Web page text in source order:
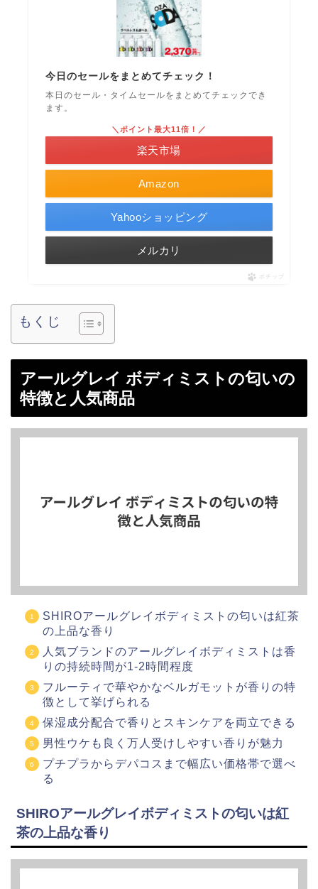
今日のセールをまとめてチェック！
本日のセール・タイムセールをまとめてチェックでき
ます。
Amazon
＼ポイント最大11倍！／
楽天市場
Yahooショッピング
メルカリ
ポチップ
もくじ
アールグレイ ボディミストの匂いの
特徴と人気商品
SHIROアールグレイボディミストの匂いは紅茶
の上品な香り
人気ブランドのアールグレイボディミストは香
りの持続時間が1-2時間程度
フルーティで華やかなベルガモットが香りの特
徴として挙げられる
保湿成分配合で香りとスキンケアを両立できる
男性ウケも良く万人受けしやすい香りが魅力
プチプラからデパコスまで幅広い価格帯で選べ
る
SHIROアールグレイボディミストの匂いは紅
茶の上品な香り